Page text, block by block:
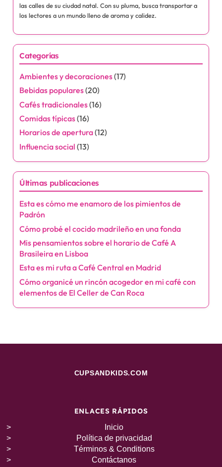
las calles de su ciudad natal. Con su pluma, busca transportar a
los lectores a un mundo lleno de aroma y calidez.
Categorías
Ambientes y decoraciones(17)
Bebidas populares(20)
Cafés tradicionales(16)
Comidas típicas(16)
Horarios de apertura(12)
Influencia social (13)
Últimas publicaciones
Esta es cómo me enamoro de los pimientos de
Padrón
Cómo probé el cocido madrileño en una fonda
Mis pensamientos sobre el horario de Café A
Brasileira en Lisboa
Esta es mi ruta a Café Central en Madrid
Cómo organicé un rincón acogedor en mi café con
elementos de El Celler de Can Roca
CUPSANDKIDS.COM
ENLACES RÁPIDOS
Inicio
Política de privacidad
Términos & Conditions
Contáctanos